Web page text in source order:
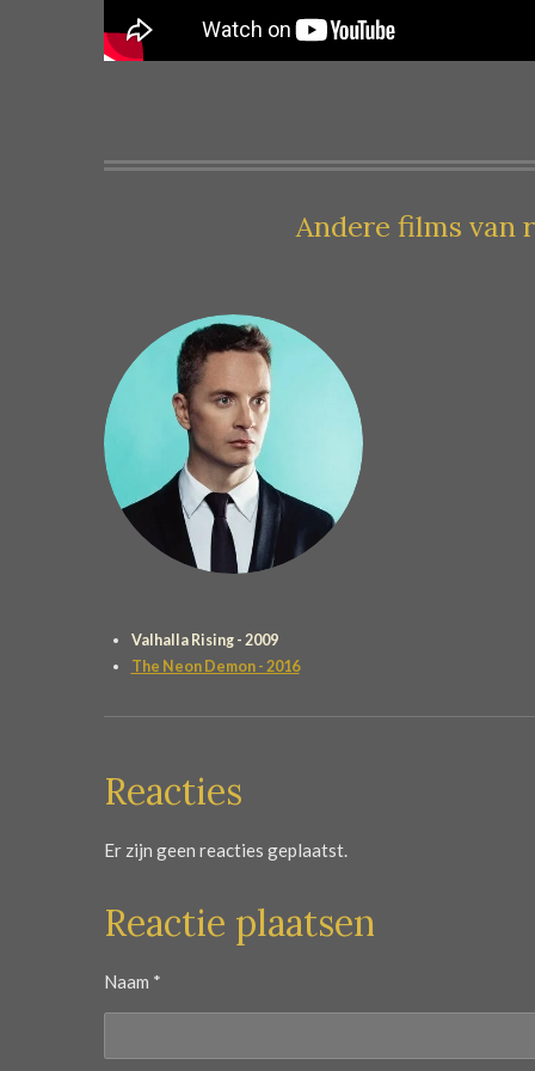
Andere films van
Valhalla Rising - 2009
The Neon Demon - 2016
Reacties
Er zijn geen reacties geplaatst.
Reactie plaatsen
Naam *